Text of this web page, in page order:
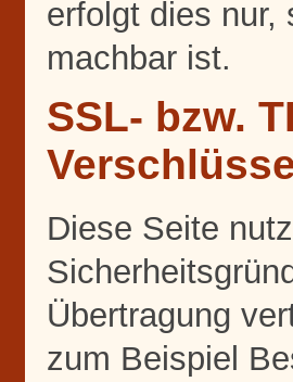
erfolgt dies nur,
machbar ist.
SSL- bzw.
Diese Seite
Übertragung
zum Beispiel